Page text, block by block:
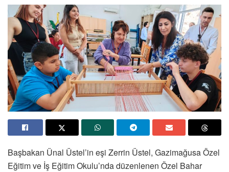
Başbakan Ünal Üstel’in eşi Zerrin Üstel, Gazimağusa Özel
Eğitim ve İş Eğitim Okulu’nda düzenlenen Özel Bahar